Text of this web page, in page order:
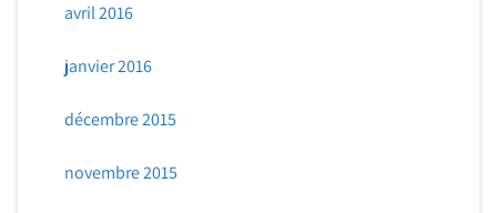
avril 2016
janvier 2016
décembre 2015
novembre 2015